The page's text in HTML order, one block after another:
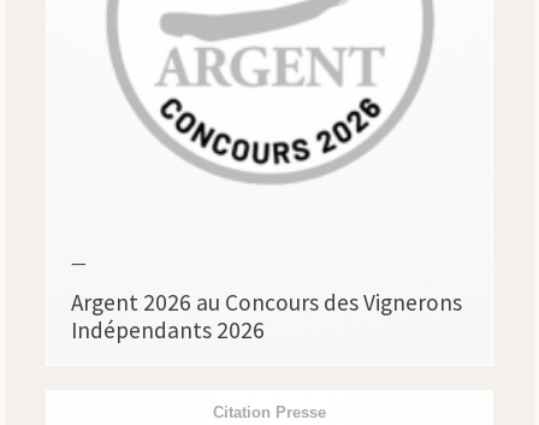
—
Argent 2026 au Concours des Vignerons
Indépendants 2026
Citation Presse